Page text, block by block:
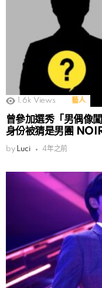
1.6k Views 藝人
曾參加選秀「男偶像
身份被猜是男團
by Luci 4年之前